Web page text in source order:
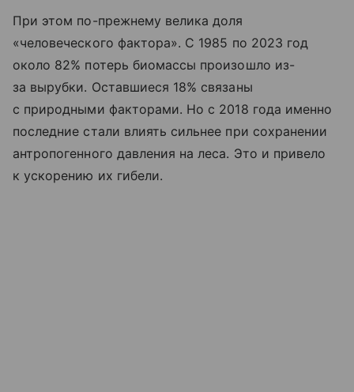
При этом по-прежнему велика доля
«человеческого фактора». С 1985 по 2023 год
около 82% потерь биомассы произошло из-
за вырубки. Оставшиеся 18% связаны
с природными факторами. Но с 2018 года именно
последние стали влиять сильнее при сохранении
антропогенного давления на леса. Это и привело
к ускорению их гибели.